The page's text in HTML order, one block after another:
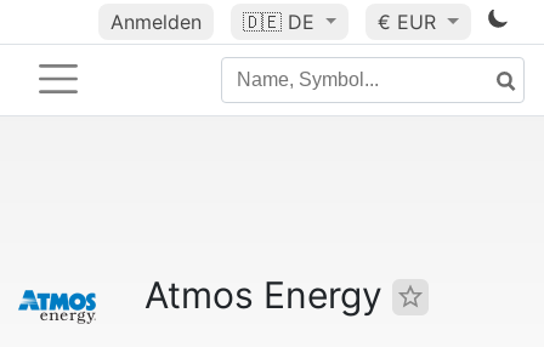
Anmelden 🇩🇪 DE € EUR
Atmos Energy